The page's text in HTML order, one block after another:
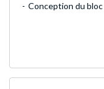
Conception du